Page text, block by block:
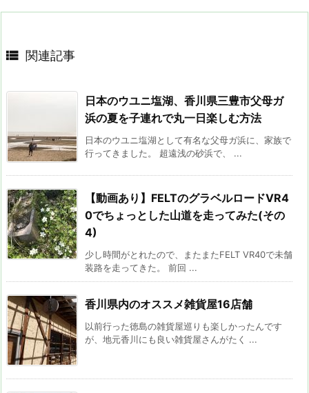
 関連記事
日本のウユニ塩湖、香川県三豊市父母ガ
浜の夏を子連れで丸一日楽しむ方法
日本のウユニ塩湖として有名な父母ガ浜に、家族で
行ってきました。 超遠浅の砂浜で、 ...
【動画あり】FELTのグラベルロードVR4
0でちょっとした山道を走ってみた(その
4)
少し時間がとれたので、またまたFELT VR40で未舗
装路を走ってきた。 前回 ...
香川県内のオススメ雑貨屋16店舗
以前行った徳島の雑貨屋巡りも楽しかったんです
が、地元香川にも良い雑貨屋さんがたく ...